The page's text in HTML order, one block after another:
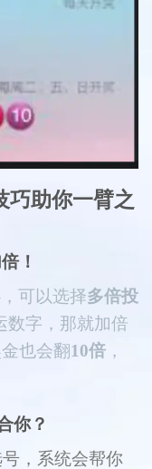
巧助你一臂之
！
可以选择多倍投
数字，那就加倍
也会翻10倍 ，
你？
，系统会帮你